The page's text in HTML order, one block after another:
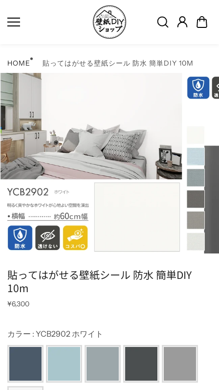
HOME 貼ってはがせる壁紙シール 防水 簡単DIY 10M
貼ってはがせる壁紙シール 防水 簡単DIY
10m
¥6,300
カラー : YCB2902 ホワイト